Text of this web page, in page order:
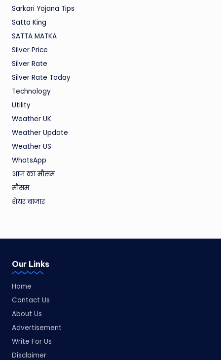
Sarkari Yojana Tips
Satta King
SATTA MATKA
Silver Price
Silver Rate
Silver Rate Today
Technology
Utility
Weather UK
Weather Update
Weather US
WhatsApp
आज का मौसम
मौसम
शेयर बाजार
Our Links
Home
Contact Us
About Us
Advertisement
Write For Us
Disclaimer